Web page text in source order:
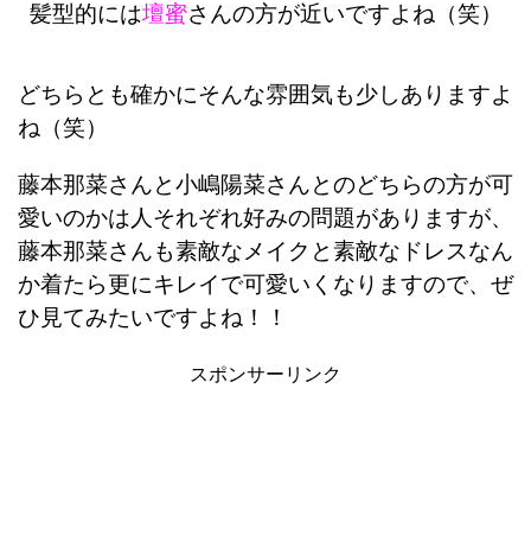
髪型的には壇蜜さんの方が近いですよね（笑）
どちらとも確かにそんな雰囲気も少しありますよ
ね（笑）
藤本那菜さんと小嶋陽菜さんとのどちらの方が可
愛いのかは人それぞれ好みの問題がありますが、
藤本那菜さんも素敵なメイクと素敵なドレスなん
か着たら更にキレイで可愛いくなりますので、ぜ
ひ見てみたいですよね！！
スポンサーリンク